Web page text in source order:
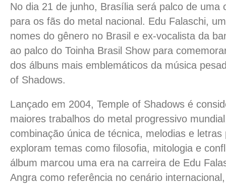
No dia 21 de junho, Brasília será palco de uma
para os fãs do metal nacional. Edu Falaschi,
nomes do gênero no Brasil e ex-vocalista da
ao palco do Toinha Brasil Show para
dos álbuns mais emblemáticos da música
of Shadows.
Lançado em 2004, Temple of Shadows é
maiores trabalhos do metal progressivo
combinação única de técnica, melodias e letras
exploram temas como filosofia, mitologia e
álbum marcou uma era na carreira de Edu
Angra como referência no cenário